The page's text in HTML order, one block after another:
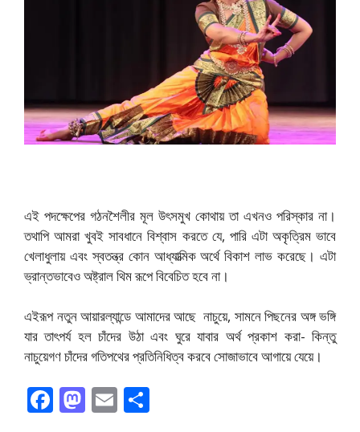
এই পদক্ষেপের গঠনশৈলীর মূল উৎসমুখ কোথায় তা এখনও পরিস্কার না।
তথাপি আমরা খুবই সাবধানে বিশ্বাস করতে যে, পারি এটা অকৃত্রিম ভাবে
খেলাধুলায় এবং স্বতন্ত্র কোন আধ্যাত্মিক অর্থে বিকাশ লাভ করেছে। এটা
ভ্রান্তভাবেও অষ্ট্রাল থিম রূপে বিবেচিত হবে না।
এইরূপ নতুন আয়ারল্যান্ডে আমাদের আছে নাচুয়ে, সামনে পিছনের অঙ্গ ভঙ্গি
যার তাৎপর্য হল চাঁদের উঠা এবং ঘুরে যাবার অর্থ প্রকাশ করা- কিন্তু
নাচুয়েগণ চাঁদের গতিপথের প্রতিনিধিত্ব করবে সোজাভাবে আগায়ে যেয়ে।
F M E